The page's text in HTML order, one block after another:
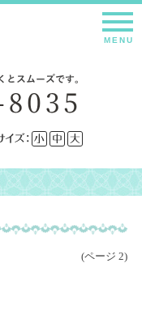
(ページ 2)